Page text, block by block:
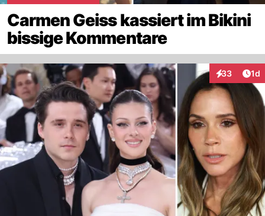
Carmen Geiss kassiert im Bikini
bissige Kommentare
33
Interaktionen
1d